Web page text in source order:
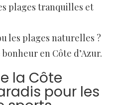
plages tranquilles et
les plages naturelles ?
en Côte d’Azur.
la Côte
pour les